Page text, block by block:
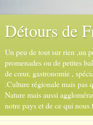
Détours de
Un peu de tout sur rien ,un
promenades ou de petites
de cœur, gastronomie ,
.Culture régionale mais pas
Nature mais aussi
notre pays et de ce qui nous